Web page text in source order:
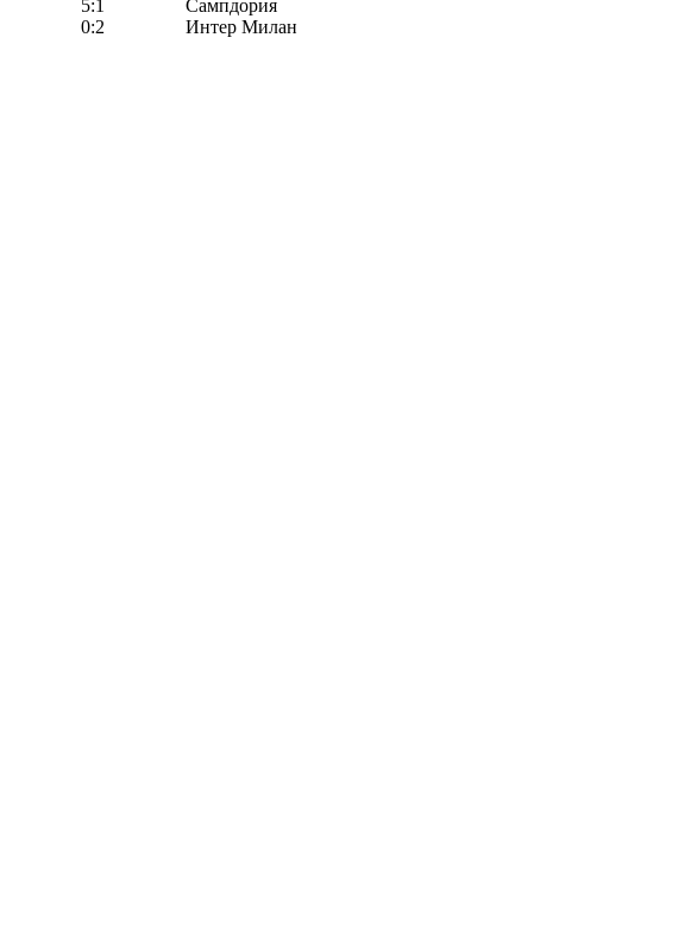
5:1
Сампдория
0:2
Интер Милан